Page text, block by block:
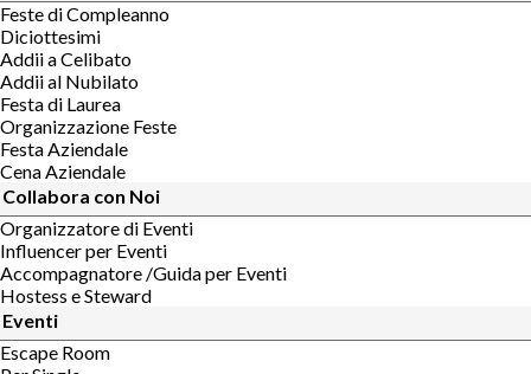
Feste di Compleanno
Diciottesimi
Addii a Celibato
Addii al Nubilato
Festa di Laurea
Organizzazione Feste
Festa Aziendale
Cena Aziendale
Collabora con Noi
Organizzatore di Eventi
Influencer per Eventi
Accompagnatore /Guida per Eventi
Hostess e Steward
Eventi
Escape Room